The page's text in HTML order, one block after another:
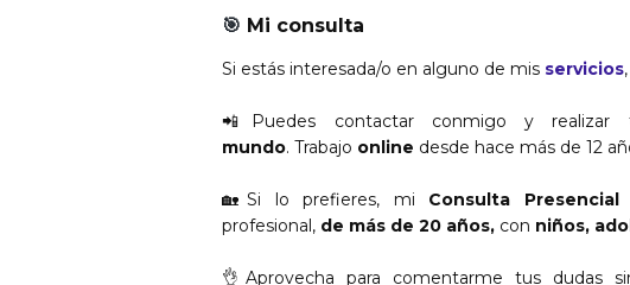
🎯 Mi consulta
Si estás interesada/o en alguno de mis servicios
📲 Puedes contactar conmigo y realizar
mundo. Trabajo online desde hace más de 12
🏡Si lo prefieres, mi Consulta Presencial
profesional, de más de 20 años, con niños,
👌 Aprovecha para comentarme tus dudas